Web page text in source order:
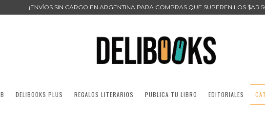
¡ENVÍOS SIN CARGO EN ARGENTINA PARA COMPRAS QUE SUPEREN LOS $AR
DELIBOOKS PLUS REGALOS LITERARIOS PUBLICA TU LIBRO EDITORIALES